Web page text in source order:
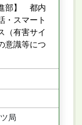
部】 都内
・スマート
（有害サイ
意識等につ
局